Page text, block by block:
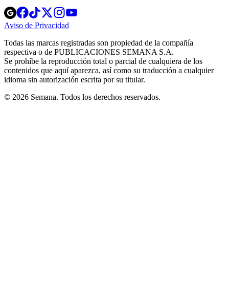
Opens
in
new
Opens
in
new
Opens
in
new
window
Opens
new
windowwindow
Aviso de Privacidad
new
window
Todas las marcas registradas son propiedad de la compañía
respectiva o de PUBLICACIONES SEMANA S.A.
Se prohíbe la reproducción total o parcial de cualquiera de los
contenidos que aquí aparezca, así como su traducción a cualquier
idioma sin autorización escrita por su titular.
© 2026 Semana. Todos los derechos reservados.